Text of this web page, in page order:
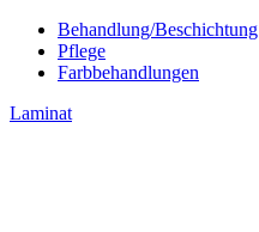
Behandlung/Beschichtung
Pflege
Farbbehandlungen
Laminat